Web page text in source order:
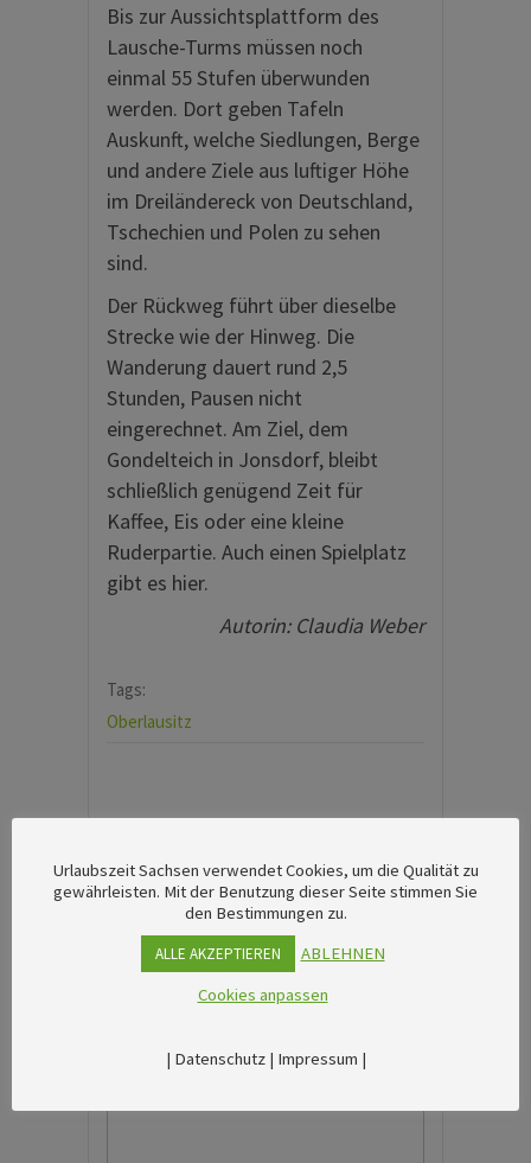
Bis zur Aussichtsplattform des
Lausche-Turms müssen noch
einmal 55 Stufen überwunden
werden. Dort geben Tafeln
Auskunft, welche Siedlungen, Berge
und andere Ziele aus luftiger Höhe
im Dreiländereck von Deutschland,
Tschechien und Polen zu sehen
sind.
Der Rückweg führt über dieselbe
Strecke wie der Hinweg. Die
Wanderung dauert rund 2,5
Stunden, Pausen nicht
eingerechnet. Am Ziel, dem
Gondelteich in Jonsdorf, bleibt
schließlich genügend Zeit für
Kaffee, Eis oder eine kleine
Ruderpartie. Auch einen Spielplatz
gibt es hier.
Autorin: Claudia Weber
Tags:
Oberlausitz
Hinterlassen Sie einen Kommentar
Urlaubszeit Sachsen verwendet Cookies, um die Qualität zu
gewährleisten. Mit der Benutzung dieser Seite stimmen Sie
den Bestimmungen zu.
ALLE AKZEPTIEREN
ABLEHNEN
Cookies anpassen
| Datenschutz| Impressum |